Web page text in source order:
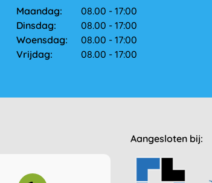
Maandag:
08.00 - 17:00
Dinsdag:
08.00 - 17:00
Woensdag:
08.00 - 17:00
Vrijdag:
08.00 - 17:00
Aangesloten bij: